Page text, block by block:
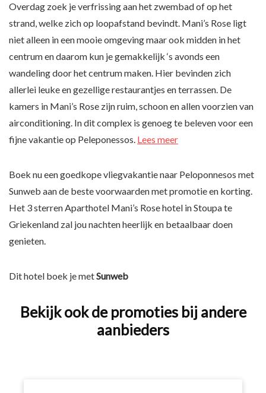
Overdag zoek je verfrissing aan het zwembad of op het
strand, welke zich op loopafstand bevindt. Mani’s Rose ligt
niet alleen in een mooie omgeving maar ook midden in het
centrum en daarom kun je gemakkelijk ‘s avonds een
wandeling door het centrum maken. Hier bevinden zich
allerlei leuke en gezellige restaurantjes en terrassen. De
kamers in Mani’s Rose zijn ruim, schoon en allen voorzien van
airconditioning. In dit complex is genoeg te beleven voor een
fijne vakantie op Peleponessos. Lees meer
Boek nu een goedkope vliegvakantie naar Peloponnesos met
Sunweb aan de beste voorwaarden met promotie en korting.
Het 3 sterren Aparthotel Mani’s Rose hotel in Stoupa te
Griekenland zal jou nachten heerlijk en betaalbaar doen
genieten.
Dit hotel boek je metSunweb
Bekijk ook de promoties bij andere
aanbieders